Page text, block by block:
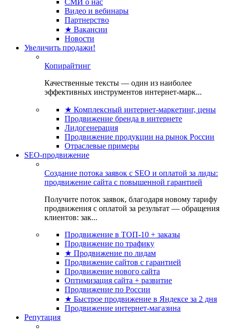
СМИ о нас
Видео и вебинары
Партнерство
★ Вакансии
Новости
Увеличить продажи!
Копирайтинг
Качественные тексты — один из наиболее
эффективных инструментов интернет-марк...
★ Комплексный интернет-маркетинг, цены
Продвижение бренда в интернете
Лидогенерация
Продвижение продукции на рынок России
Отраслевые примеры
SEO-продвижение
Создание потока заявок с SEO и оплатой за лиды:
продвижение сайта с повышенной гарантией
Получите поток заявок, благодаря новому тарифу
продвижения с оплатой за результат — обращения
клиентов: зак...
Продвижение в ТОП-10 + заказы
Продвижение по трафику
★ Продвижение по лидам
Продвижение сайтов с гарантией
Продвижение нового сайта
Оптимизация сайта + развитие
Продвижение по России
★ Быстрое продвижение в Яндексе за 2 дня
Продвижение интернет-магазина
Репутация